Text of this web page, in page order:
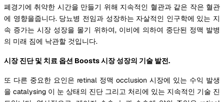
폐경기에 취약한 시간을 만들기 위해 지속적인 혈관과 같은 작은 혈관
에 영향을줍니다. 당뇨병 전임과 성장하는 자살적인 인구학에 있는 지
속 증가는 시장 성장을 몰기 위하여, 이비에 의하여 중단된 정맥 발병
의 미래 짐에 낙관할 것입니다.
시장 진단 및 치료 옵션 Boosts 시장 성장의 기술 발전.
또 다른 중요한 요인은 retinal 정맥 occlusion 시장에 있는 수익 발생
을 catalysing 이 눈 상태의 진단 그리고 처리에 있는 지속적인 기술 진